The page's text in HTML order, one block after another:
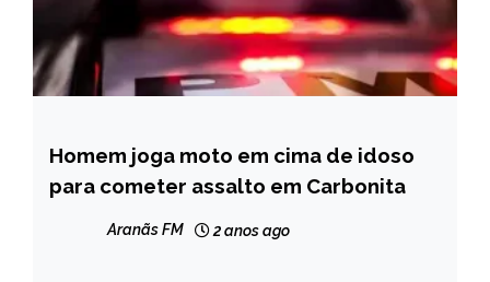
MINAS
GERAIS
NOTÍCIAS
Homem joga moto em cima de idoso
para cometer assalto em Carbonita
Aranãs FM 2 anos ago